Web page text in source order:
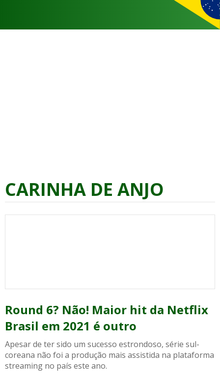
CARINHA DE ANJO
Round 6? Não! Maior hit da Netflix
Brasil em 2021 é outro
Apesar de ter sido um sucesso estrondoso, série sul-
coreana não foi a produção mais assistida na plataforma
streaming no país este ano.